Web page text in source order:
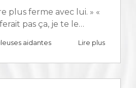
plus ferme avec lui. » «
pas ça, je te le…
aidantes Lire plus